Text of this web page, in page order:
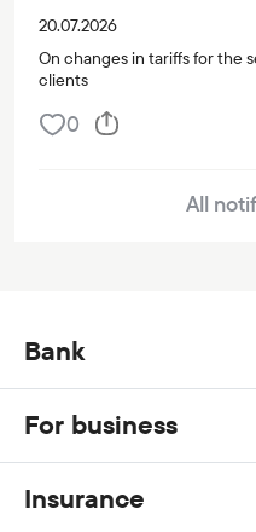
20.07.2026
On changes in tariffs for the
clients
0
All
Bank
For business
Insurance